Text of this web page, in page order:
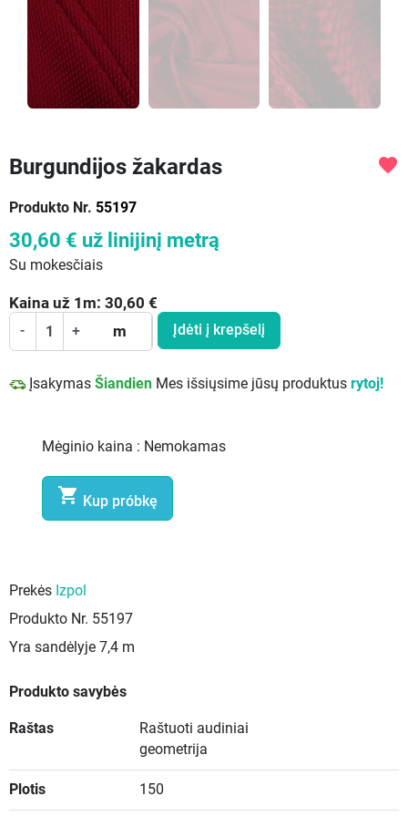
Burgundijos žakardas
Produkto Nr. 55197
favorite
30,60 € už linijinį metrą
Su mokesčiais
Kaina už 1 m: 30,60 €
- + m Įdėti į krepšelį
Įsakymas Šiandien Mes išsiųsime jūsų produktus rytoj!
Mėginio kaina : Nemokamas
 Kup próbkę
Prekės Izpol
Produkto Nr. 55197
Yra sandėlyje 7,4 m
Produkto savybės
Raštas
Raštuoti audiniai
geometrija
Plotis 150